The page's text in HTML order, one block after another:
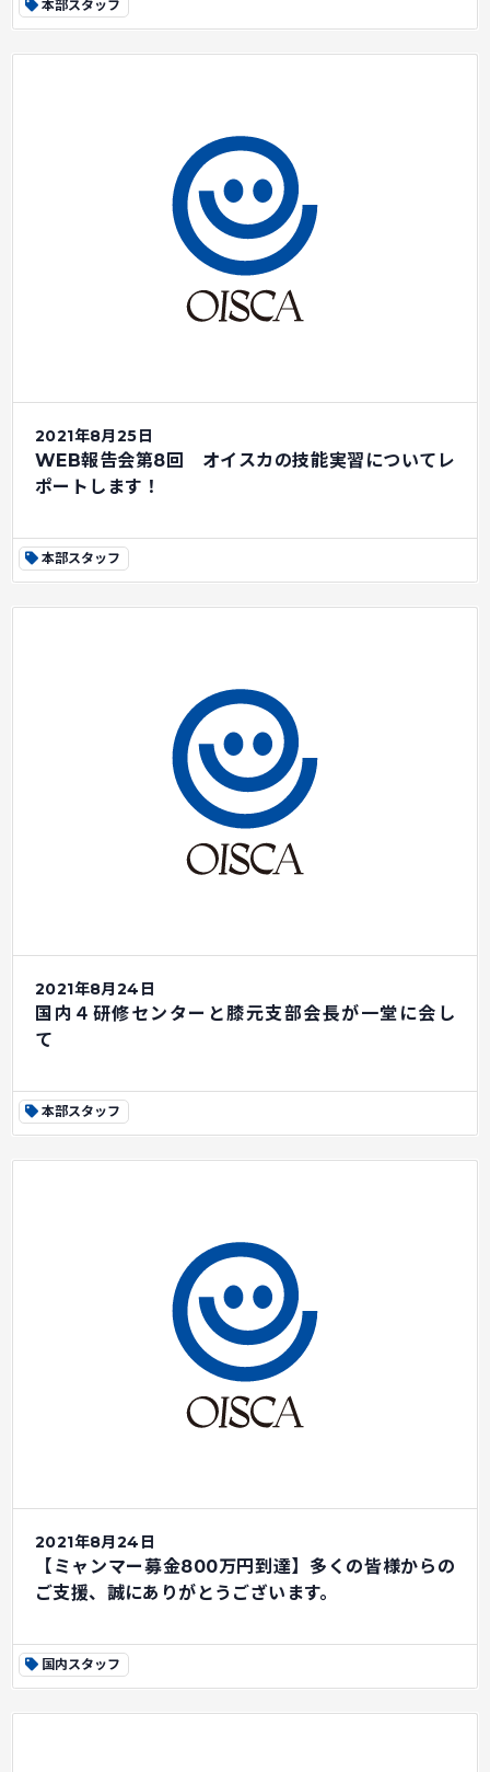
本部スタッフ
2021年8月25日
WEB報告会第8回 オイスカの技能実習についてレ
ポートします！
本部スタッフ
2021年8月24日
国内４研修センターと膝元支部会長が一堂に会し
て
本部スタッフ
2021年8月24日
【ミャンマー募金800万円到達】多くの皆様からの
ご支援、誠にありがとうございます。
国内スタッフ